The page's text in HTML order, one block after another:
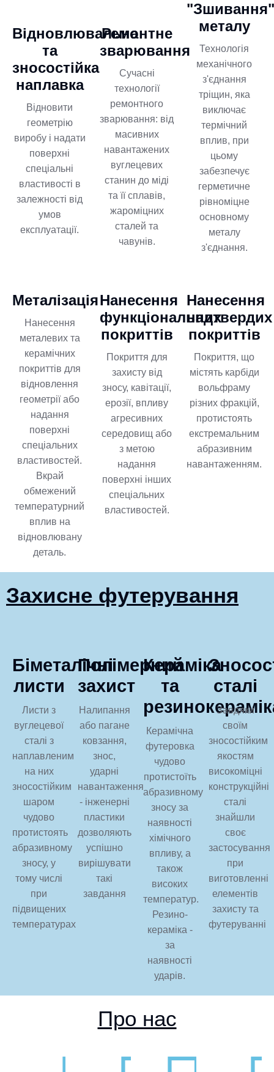
Відновлювальна
та
зносостійка
наплавка
Відновити
геометрію
виробу і надати
поверхні
спеціальні
властивості в
залежності від
умов
експлуатації.
Ремонтне
зварювання
Сучасні
технології
ремонтного
зварювання: від
масивних
навантажених
вуглецевих
станин до міді
та її сплавів,
жароміцних
сталей та
чавунів.
металу
Технологія
механічного
з'єднання
тріщин, яка
виключає
термічний
вплив, при
цьому
забезпечує
герметичне
рівноміцне
основному
металу
з'єднання.
Металізація
Нанесення
металевих та
керамічних
покриттів для
відновлення
геометрії або
надання
поверхні
спеціальних
властивостей.
Вкрай
обмежений
температурний
вплив на
відновлювану
деталь.
Нанесення
функціональних
покриттів
Покриття для
захисту від
зносу, кавітації,
ерозії, впливу
агресивних
середовищ або
з метою
надання
поверхні інших
спеціальних
властивостей.
Нанесення
надтвердих
покриттів
Покриття, що
містять карбіди
вольфраму
різних фракцій,
протистоять
екстремальним
абразивним
навантаженням.
Захисне футерування
Біметалічні
листи
Листи з
вуглецевої
сталі з
наплавленим
на них
зносостійким
шаром
чудово
протистоять
абразивному
зносу, у
тому числі
при
підвищених
температурах
Полімерний
захист
Налипання
або пагане
ковзання,
знос,
ударні
навантаження
- інженерні
пластики
дозволяють
успішно
вирішувати
такі
завдання
Кераміка
та
Керамічна
футеровка
чудово
протистоїть
абразивному
зносу за
наявності
хімічного
впливу, а
також
високих
температур.
Резино-
кераміка -
за
наявності
ударів.
сталі
Завдяки
своїм
зносостійким
якостям
високоміцні
конструкційні
сталі
знайшли
своє
застосування
при
виготовленні
елементів
захисту та
футеруванні
Про нас